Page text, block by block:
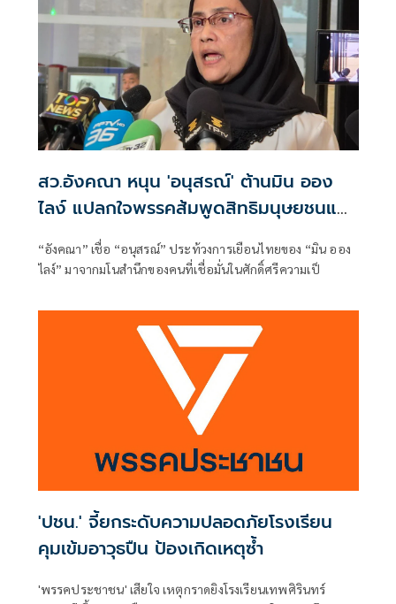
สว.อังคณา หนุน 'อนุสรณ์' ต้านมิน ออง
ไลง์ แปลกใจพรรคส้มพูดสิทธิมนุษยชนแต่
กลับเงียบ
“อังคณา” เชื่อ “อนุสรณ์” ประท้วงการเยือนไทยของ “มิน ออง
ไลง์” มาจากมโนสำนึกของคนที่เชื่อมั่นในศักดิ์ศรีความเป็
'ปชน.' จี้ยกระดับความปลอดภัยโรงเรียน
คุมเข้มอาวุธปืน ป้องเกิดเหตุซ้ำ
'พรรคประชาชน' เสียใจ เหตุกราดยิงโรงเรียนเทพศิรินทร์